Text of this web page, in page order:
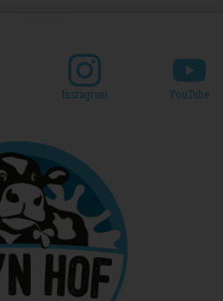
Instagram YouTube